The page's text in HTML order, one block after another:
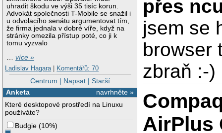
uhradit škodu ve výši 35 tisíc korun.
Advokát společnosti T-Mobile se snažil i
u odvolacího senátu argumentovat tím,
že firma jednala v dobré víře, když na
stránky omezila přístup poté, co ji k
tomu vyzvalo
…více »
Ladislav Hagara | Komentářů: 70
Centrum | Napsat| Starší
navrhněte »
Anketa
Které desktopové prostředí na Linuxu
používáte?
Budgie (10%)
přes
jsem se
browser
zbraň :-)
AirPlus